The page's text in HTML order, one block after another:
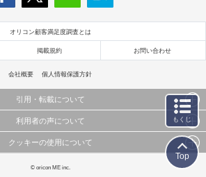
オリコン顧客満足度調査とは
掲載規約 お問い合わせ
会社概要 個人情報保護方針
引用・転載について
文字、写真、イラスト、画像データ等）及びこれらの配置・
無断転載・複製などの二次利用を行うことは固く禁じており
利用者の声について
べてサービスの利用者が提出された見解・感想です。
ご理解いただいた上でご覧ください。
クッキーの使用について
て、ユーザーに合わせたコンテンツや広告の表示、ソーシャル
© oricon ME inc.
もくじ
Top